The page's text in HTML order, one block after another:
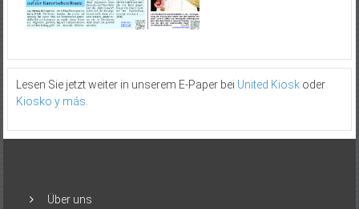
Lesen Sie jetzt weiter in unserem E-Paper bei United Kioskoder
Kiosko y más
Über uns